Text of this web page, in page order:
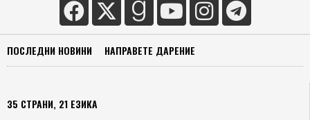
ПОСЛЕДНИ НОВИНИ НАПРАВЕТЕ ДАРЕНИЕ
35 СТРАНИ, 21 ЕЗИКА